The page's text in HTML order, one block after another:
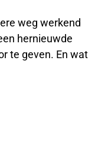
weg werkend
hernieuwde
te geven. En wat